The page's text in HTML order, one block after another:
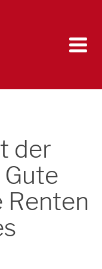
der
Renten